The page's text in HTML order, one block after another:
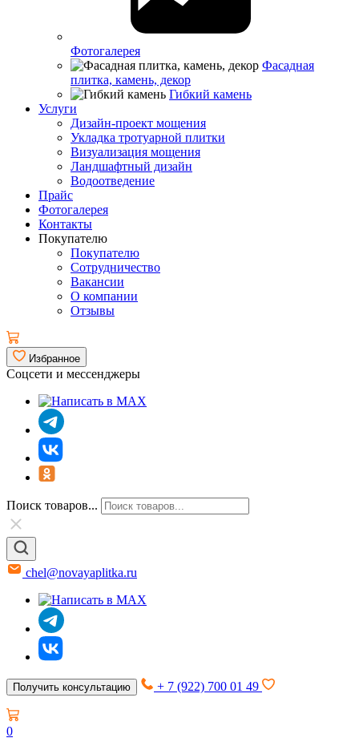
Фотогалерея
Фасадная
плитка, камень, декор
Гибкий камень
Услуги
Дизайн-проект мощения
Укладка тротуарной плитки
Визуализация мощения
Ландшафтный дизайн
Водоотведение
Прайс
Фотогалерея
Контакты
Покупателю
Покупателю
Сотрудничество
Вакансии
О компании
Отзывы
Избранное
Соцсети и мессенджеры
Поиск товаров...
chel@novayaplitka.ru
Получить консультацию + 7 (922) 700 01 49
0